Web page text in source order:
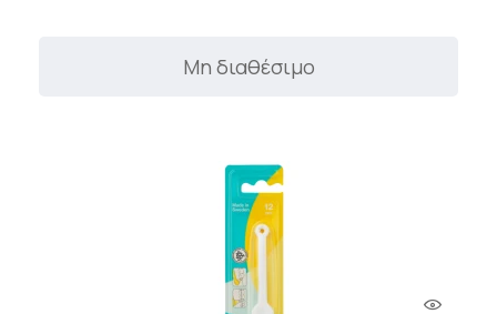
Μη διαθέσιμο